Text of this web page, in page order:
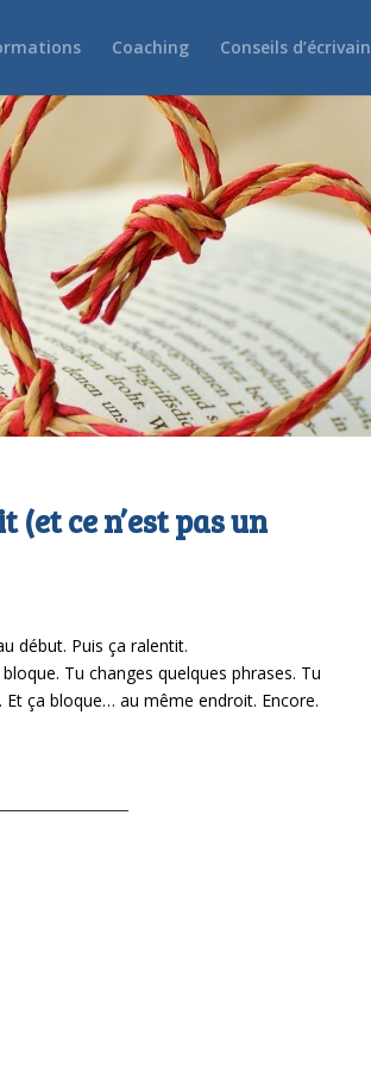
Coaching Conseils d’écrivain
ce n’est pas un
début. Puis ça ralentit.
Tu changes quelques phrases. Tu
Et ça bloque… au même endroit. Encore.